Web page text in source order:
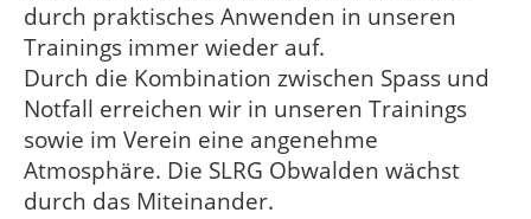
durch praktisches Anwenden in unseren
Trainings immer wieder auf.
Durch die Kombination zwischen Spass und
Notfall erreichen wir in unseren Trainings
sowie im Verein eine angenehme
Atmosphäre. Die SLRG Obwalden wächst
durch das Miteinander.